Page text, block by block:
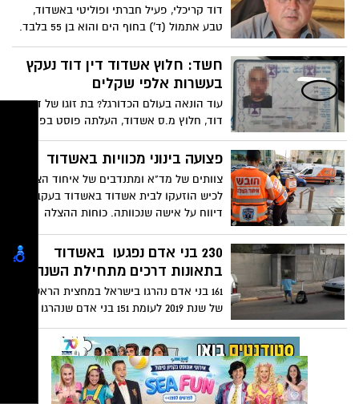
דוד קריכלי, פעיל חברתי ופוליטי באשדוד,
טבע אתמול (ד') בחוף הים והוא בן 55 בלבד.
קריכלי, נמצא בסמוך לשובר הגלים בחוף גיל
כשהוא מחוסר הכרה ולאחר מאמצי החייאה
נאלץ הצוות הרפואי לקבוע את מותו. אחיו
ברוך אמר בכאב: "הוא היה אדם עם לב רחב,
אח שהיה כמו אבא לכל האחים שלו"
חשד: חלוץ אשדוד דין דוד נעקץ
בעשרות אלפי שקלים
עוד הונאה בעולם הכדורגל? בת זוגו של דין
דוד, חלוץ מ.ס אשדוד, העלתה פוסט בפייבוק
בו היא טוענת כי אדם שהתחזה לו גנב
מחשבון הבנק שלו סכום כסף לא מבוטל ורכש
פצועה בינוני מכוויות באשדוד
צוותים של מד"א ומתנדבים של איחוד הצלה
לכיש הוזעקו לבית אשדוד באשדוד בעקבות
דיווח על אישה שנכוותה. כוחות ההצלה
באורח בינוני
230 בני אדם נפגעו באשדוד
בתאונות דרכים מתחילת השנה
161 בני אדם נהרגו בישראל במחצית הראשונה
של שנת 2019 לעומת 151 בני אדם שנהרגו
בתאונות דרכים במחצית הראשונה של שנת
2018 – עליה של 6%, כך עולה מניתוח על
עמותת אור ירוק לנתוני הלמ"ס. באשדוד
נפגעו 230 בני אדם בתאונות דרכים בין
החודשים ינואר-יוני בשנת 2019, מהם שניים